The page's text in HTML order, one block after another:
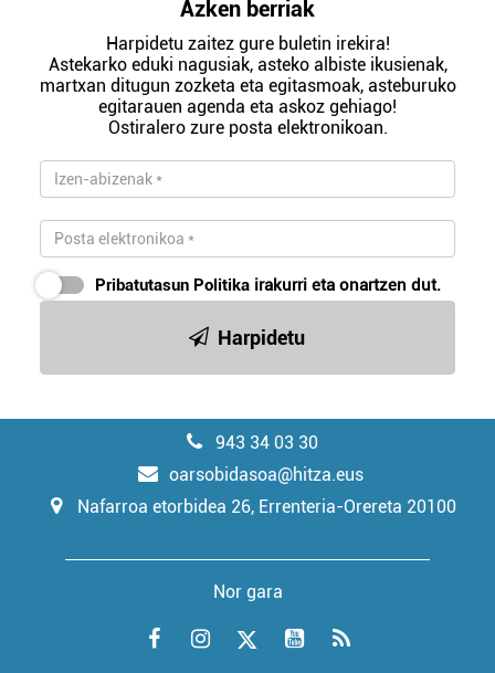
Azken berriak
Harpidetu zaitez gure buletin irekira!
Astekarko eduki nagusiak, asteko albiste ikusienak,
martxan ditugun zozketa eta egitasmoak, asteburuko
egitarauen agenda eta askoz gehiago!
Ostiralero zure posta elektronikoan.
Pribatutasun Politika irakurri eta onartzen dut.
Harpidetu
943 34 03 30
oarsobidasoa@hitza.eus
Nafarroa etorbidea 26, Errenteria-Orereta 20100
Nor gara